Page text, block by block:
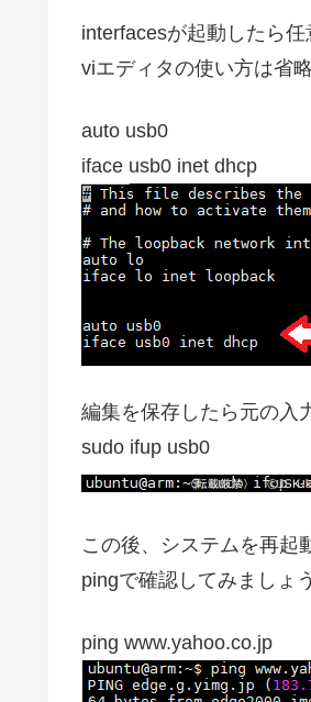
interfacesが起動したら任
viエディタの使い方は省略
auto usb0
iface usb0 inet dhcp
編集を保存したら元の入
sudo ifup usb0
この後、システムを再起
pingで確認してみましょう
ping www.yahoo.co.jp